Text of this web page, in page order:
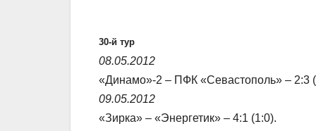
30-й тур
08.05.2012
«Динамо»-2 – ПФК «Севастополь» – 2:3
09.05.2012
«Зирка» – «Энергетик» – 4:1 (1:0).